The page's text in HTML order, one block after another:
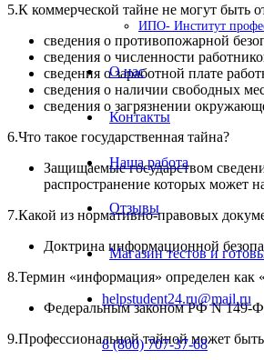
ИПО- Институт
О нас
Контакты
Наша работа
Отзывы
Магазин тестов и
helpstudent24.ru@mail.ru
8 (800) 707-37-68
5.К коммерческой тайне не могут быть
сведения о противопожарной
сведения о численности
сведения о заработной плате
сведения о наличии свободных
сведения о загрязнении
6.Что такое государственная тайна?
Защищаемые государством
распространение которых может
7.Какой из нормативно-правовых
Доктрина информационной
8.Термин «информация» определен как
Федеральным законом РФ N 149-
9.Профессиональной тайной может быть